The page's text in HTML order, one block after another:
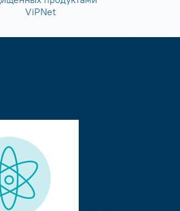
ViPNet